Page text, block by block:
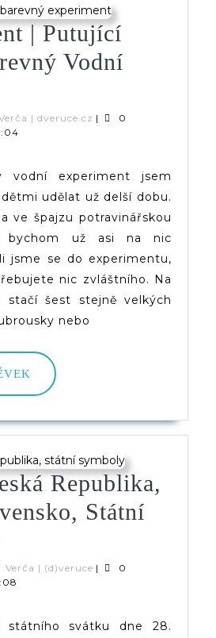
| Putující
Vodní
| dveruce.cz Verča
|
0
vodní experiment jsem
udělat už delší dobu.
ve špajzu potravinářskou
bychom už asi na nic
jsme se do experimentu,
nic zvláštního. Na
stačí šest stejně velkých
nebo
CELÝ
PŘÍSPĚVEK
Republika,
Státní
Verča | (d)veruceVerča
|
0
státního svátku dne 28.